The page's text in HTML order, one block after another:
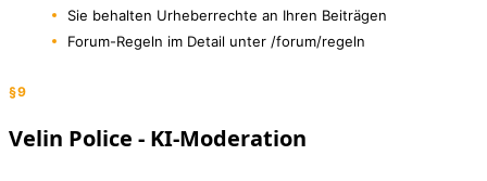
Sie behalten Urheberrechte an Ihren Beiträgen
Forum-Regeln im Detail unter /forum/regeln
§9
Velin Police - KI-Moderation